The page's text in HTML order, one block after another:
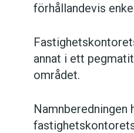
förhållandevis
annat i ett
området.
Namnberedningen